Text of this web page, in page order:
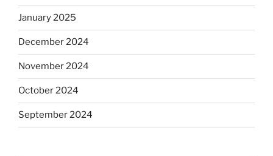
January 2025
December 2024
November 2024
October 2024
September 2024